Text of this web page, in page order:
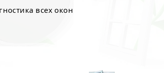
всех окон